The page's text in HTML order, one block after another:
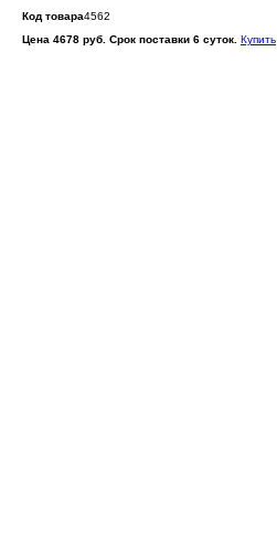
Код товара4562
Цена 4678 руб. Срок поставки 6 суток. Купить